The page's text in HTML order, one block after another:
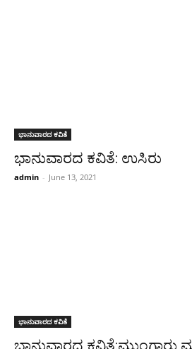
ಭಾನುವಾರದ ಕವಿತೆ
ಭಾನುವಾರದ ಕವಿತೆ: ಉಸಿರು
admin - June 13, 2021
ಭಾನುವಾರದ ಕವಿತೆ
ಭಾನುವಾರದ ಕವಿತೆ:ಮುಂಗಾರು